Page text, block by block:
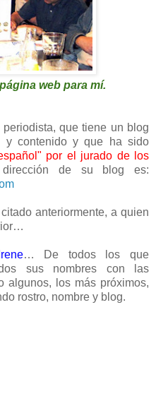
web para mí.
periodista, que tiene un blog
y contenido y que ha sido
por el jurado de los
de su blog es:
anteriormente, a quien
… De todos los que
sus nombres con las
algunos, los más próximos,
rostro, nombre y blog.